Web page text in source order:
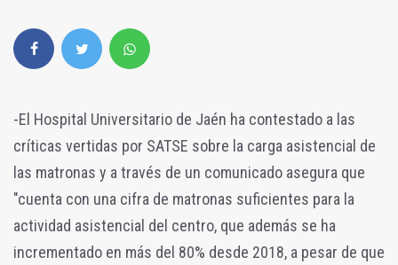
-El Hospital Universitario de Jaén ha contestado a las
críticas vertidas por SATSE sobre la carga asistencial de
las matronas y a través de un comunicado asegura que
"cuenta con una cifra de matronas suficientes para la
actividad asistencial del centro, que además se ha
incrementado en más del 80% desde 2018, a pesar de que